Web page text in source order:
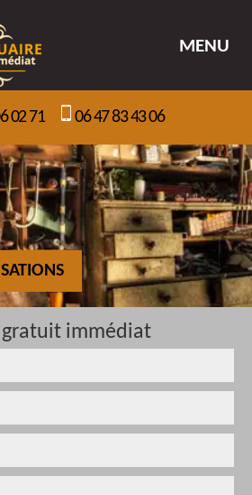
MENU
02 71 06 47 83 43 06
gratuit immédiat